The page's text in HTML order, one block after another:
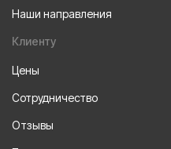
Наши направления
Клиенту
Цены
Сотрудничество
Отзывы